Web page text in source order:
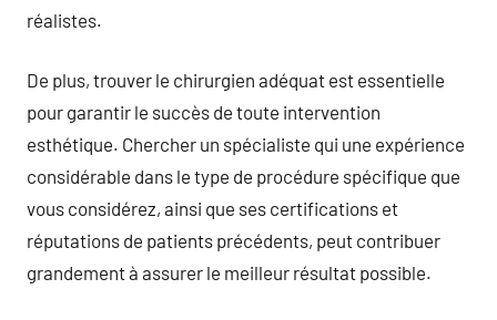
réalistes.
De plus, trouver le chirurgien adéquat est essentielle
pour garantir le succès de toute intervention
esthétique. Chercher un spécialiste qui une expérience
considérable dans le type de procédure spécifique que
vous considérez, ainsi que ses certifications et
réputations de patients précédents, peut contribuer
grandement à assurer le meilleur résultat possible.